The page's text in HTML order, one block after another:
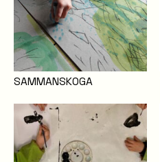
SAMMANSKOGA